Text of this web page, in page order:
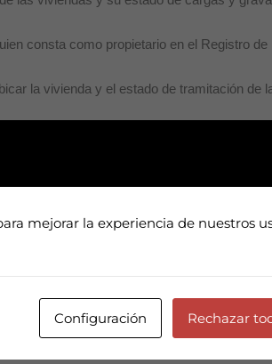
consta como propietario en el Registro de
la vivienda y el estado de tramitación de
al que, en su caso, esté sujeta la vivienda
así como el importe de los gastos de
datos personales -DNI, cuentas
contratosy documentos que usted
de pago aplazado o en caso de concertar
mejorar la experiencia de nuestros
Configuración Rechazar